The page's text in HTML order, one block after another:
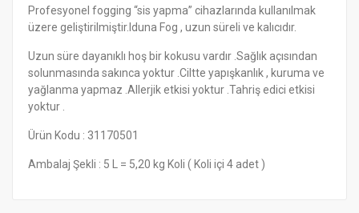
Profesyonel fogging “sis yapma” cihazlarında kullanılmak
üzere geliştirilmiştir.Iduna Fog , uzun süreli ve kalıcıdır.
Uzun süre dayanıklı hoş bir kokusu vardır .Sağlık açısından
solunmasında sakınca yoktur .Ciltte yapışkanlık , kuruma ve
yağlanma yapmaz .Allerjik etkisi yoktur .Tahriş edici etkisi
yoktur .
Ürün Kodu : 31170501
Ambalaj Şekli : 5 L = 5,20 kg Koli ( Koli içi 4 adet )